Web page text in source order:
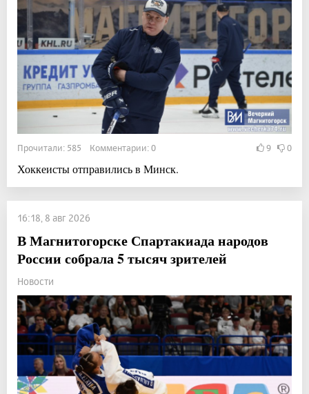
Прочитали: 585 Комментарии: 0 9 0
Хоккеисты отправились в Минск.
16:18, 8 авг 2026
В Магнитогорске Спартакиада народов
России собрала 5 тысяч зрителей
Новости